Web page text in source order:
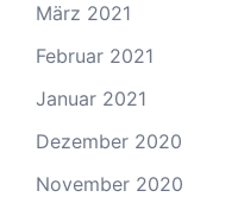
März 2021
Februar 2021
Januar 2021
Dezember 2020
November 2020